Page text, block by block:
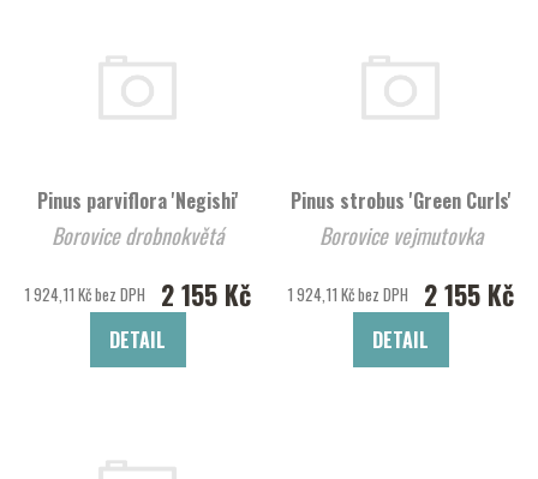
Pinus parviflora 'Negishi'
Borovice drobnokvětá
1 924,11 Kč bez DPH 2 155 Kč
DETAIL
Pinus strobus 'Green Curls'
Borovice vejmutovka
1 924,11 Kč bez DPH 2 155 Kč
DETAIL